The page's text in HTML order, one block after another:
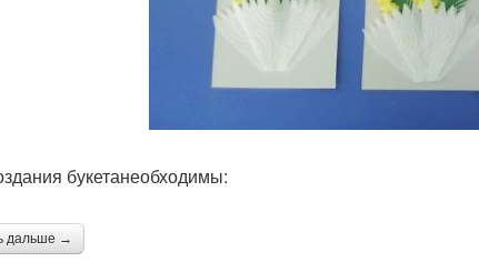
букетанеобходимы:
дальше →